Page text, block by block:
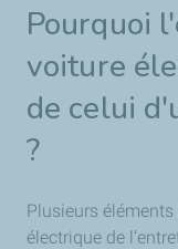
Pourquoi
voiture
de celui
?
Plusieurs éléments
électrique de